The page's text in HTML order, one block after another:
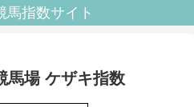
馬指数サイト
馬場 ケザキ指数